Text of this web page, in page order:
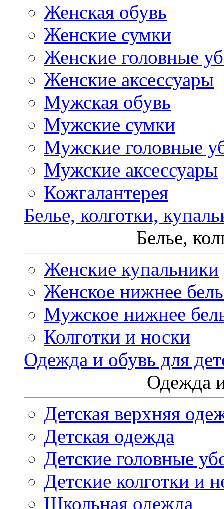
Женская обувь
Женские сумки
Женские головные
Женские аксессуары
Мужская обувь
Мужские сумки
Мужские головные
Мужские аксессуары
Кожгалантерея
Белье, колготки,
Белье,
Женские купальники
Женское нижнее
Мужское нижнее
Колготки и носки
Одежда и обувь для
Одежда
Детская верхняя
Детская одежда
Детские головные
Детские колготки и
Школьная одежда